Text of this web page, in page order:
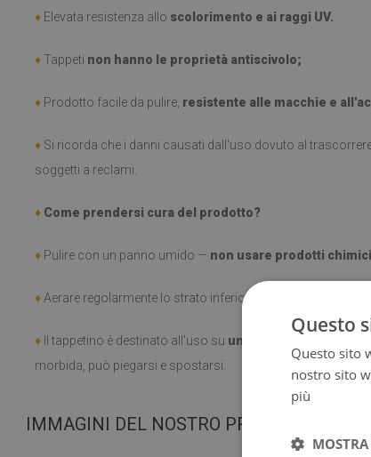
♦ Elevata resistenza allo scolorimento e ai raggi UV.
♦ Tappeti non hanno le proprietà antiscivolo;
♦ Prodotto facile da pulire, resistente alle macchie e
♦ Si ricorda che i danni causati dall'uso dovuto al
soggetti a reclami.
♦ Come prendersi cura del prodotto?
♦ Pulire con un panno umido — non usare prodotti
♦ Aerare regolarmente lo strato inferiore del tappeto.
♦ Il tappetino è destinato all'uso su una superficie dura
morbida, può piegarsi e spostarsi.
IMMAGINI DEL NOSTRO PRODOTTO
Questo
Questo sito
nostro sito
più